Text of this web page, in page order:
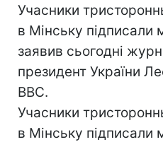
Учасники
в Мінську
заявив сьогодні
президент України
BBC.
Учасники
в Мінську